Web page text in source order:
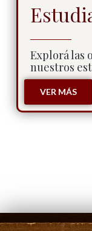
Explorá las
nuestros
VER MÁS